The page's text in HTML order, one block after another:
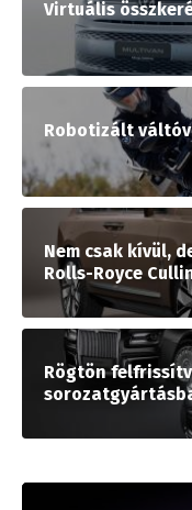
Virtuális
Robotizált
Nem csak kívül,
Rolls-Royce
Rögtön